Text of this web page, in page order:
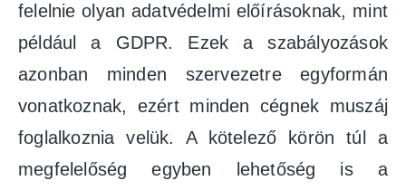
felelnie olyan adatvédelmi előírásoknak, mint
például a GDPR. Ezek a szabályozások
azonban minden szervezetre egyformán
vonatkoznak, ezért minden cégnek muszáj
foglalkoznia velük. A kötelező körön túl a
megfelelőség egyben lehetőség is a